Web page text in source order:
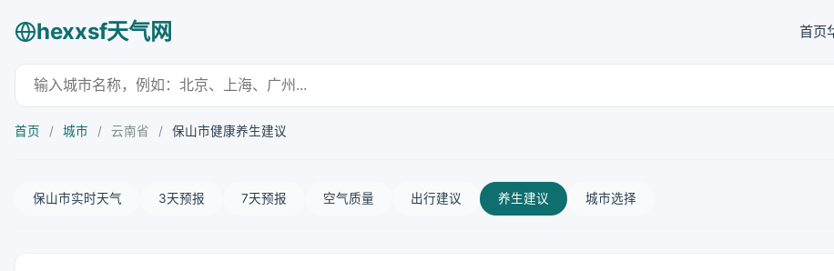
hexxsf天气网 首页
首页 / 城市 / 云南省 / 保山市健康养生建议
保山市实时天气 3天预报 7天预报 空气质量 出行建议 养生建议 城市选择